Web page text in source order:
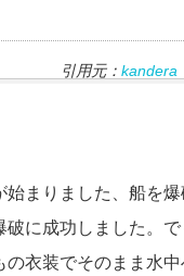
引用元：
始まりました、船を
破に成功しました。
衣装でそのまま水